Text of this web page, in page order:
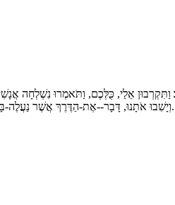
וַתִּקְרְבוּן אֵלַי, כֻּלְּכֶם, וַתֹּאמְרוּ נִשְׁלְחָה
וְיָשִׁבוּ אֹתָנוּ, דָּבָר--אֶת-הַדֶּרֶךְ אֲשֶׁר נַעֲלֶה-בָּהּ, וְאֵת הֶעָרִים אֲשֶׁר נָבֹא אֲלֵיהֶן.